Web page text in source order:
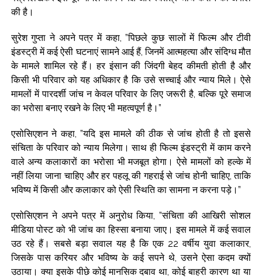
की है।
सुरेश गुप्ता ने अपने पत्र में कहा, ”पिछले कुछ सालों में फिल्म और टीवी
इंडस्ट्री में कई ऐसी घटनाएं सामने आई हैं, जिनमें आत्महत्या और संदिग्ध मौत
के मामले शामिल रहे हैं। हर इंसान की जिंदगी बेहद कीमती होती है और
किसी भी परिवार को यह अधिकार है कि उसे सच्चाई और न्याय मिले। ऐसे
मामलों में पारदर्शी जांच न केवल परिवार के लिए जरूरी है, बल्कि पूरे समाज
का भरोसा बनाए रखने के लिए भी महत्वपूर्ण है।”
एसोसिएशन ने कहा, ”यदि इस मामले की ठीक से जांच होती है तो इससे
संचिता के परिवार को न्याय मिलेगा। साथ ही फिल्म इंडस्ट्री में काम करने
वाले अन्य कलाकारों का भरोसा भी मजबूत होगा। ऐसे मामलों को हल्के में
नहीं लिया जाना चाहिए और हर पहलू की गहराई से जांच होनी चाहिए, ताकि
भविष्य में किसी और कलाकार को ऐसी स्थिति का सामना न करना पड़े।”
एसोसिएशन ने अपने पत्र में अनुरोध किया, ”संचिता की आखिरी सोशल
मीडिया पोस्ट को भी जांच का हिस्सा बनाया जाए। इस मामले में कई सवाल
उठ रहे हैं। सबसे बड़ा सवाल यह है कि एक 22 वर्षीय युवा कलाकार,
जिसके पास करियर और भविष्य के कई सपने थे, उसने ऐसा कदम क्यों
उठाया। क्या इसके पीछे कोई मानसिक दबाव था, कोई बाहरी कारण था या